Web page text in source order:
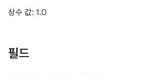
상수 값: 1.0
필드